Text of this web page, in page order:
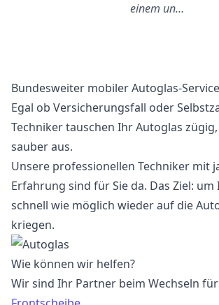
einem un…
Bundesweiter mobiler Autoglas-Service
Egal ob Versicherungsfall oder
Techniker tauschen Ihr Autoglas
sauber aus.
Unsere professionellen Techniker mit
Erfahrung sind für Sie da. Das Ziel: um
schnell wie möglich wieder auf die
kriegen.
Wie können wir helfen?
Wir sind Ihr Partner beim Wechseln